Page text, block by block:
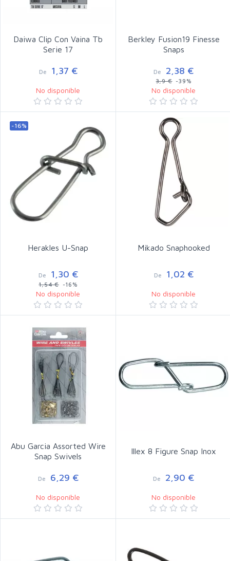
Daiwa Clip Con Vaina Tb
Serie 17
De 1,37 €
No disponible
Berkley Fusion19 Finesse
Snaps
De 2,38 €
3,9 €-39%
No disponible
-16%
Herakles U-Snap
De 1,30 €
1,54 €-16%
No disponible
Mikado Snaphooked
De 1,02 €
No disponible
Abu Garcia Assorted Wire
Snap Swivels
De 6,29 €
No disponible
Illex 8 Figure Snap Inox
De 2,90 €
No disponible